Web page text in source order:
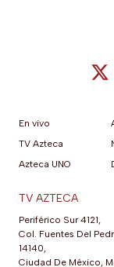
En vivo
TV Azteca
Azteca UNO
TV AZTECA
Periférico Sur 4121,
Col. Fuentes Del
14140,
Ciudad De México,